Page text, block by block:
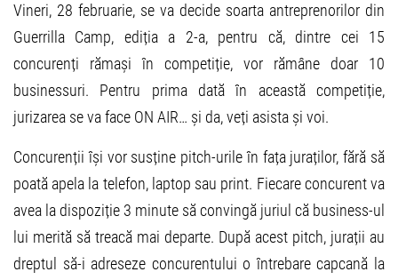
Vineri, 28 februarie, se va decide soarta antreprenorilor din
Guerrilla Camp, ediția a 2-a, pentru că, dintre cei 15
concurenți rămași în competiție, vor rămâne doar 10
businessuri. Pentru prima dată în această competiție,
jurizarea se va face ON AIR… și da, veți asista și voi.
Concurenții își vor susține pitch-urile în fața juraților, fără să
poată apela la telefon, laptop sau print. Fiecare concurent va
avea la dispoziție 3 minute să convingă juriul că business-ul
lui merită să treacă mai departe. După acest pitch, jurații au
dreptul să-i adreseze concurentului o întrebare capcană la